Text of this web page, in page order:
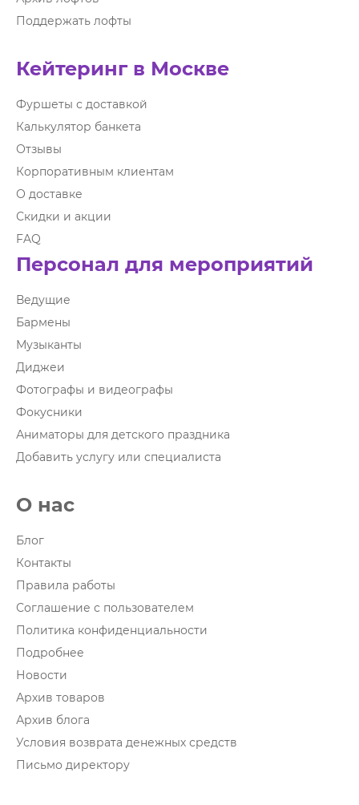
Поддержать лофты
Кейтеринг в Москве
Фуршеты с доставкой
Калькулятор банкета
Отзывы
Корпоративным клиентам
О доставке
Скидки и акции
FAQ
Персонал для мероприятий
Ведущие
Бармены
Музыканты
Диджеи
Фотографы и видеографы
Фокусники
Аниматоры для детского праздника
Добавить услугу или специалиста
О нас
Блог
Контакты
Правила работы
Соглашение с пользователем
Политика конфиденциальности
Подробнее
Новости
Архив товаров
Архив блога
Условия возврата денежных средств
Письмо директору